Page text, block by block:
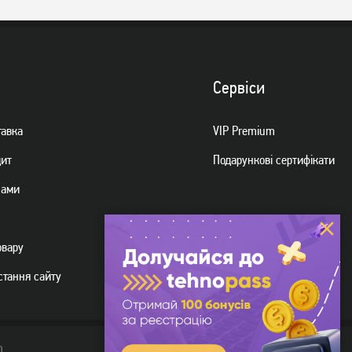
Миша A4Tech OP-530NUS
Миша Logitech B100 USB
грн
сайту
Сервiси
VIP Premium
Подарункові сертифікати